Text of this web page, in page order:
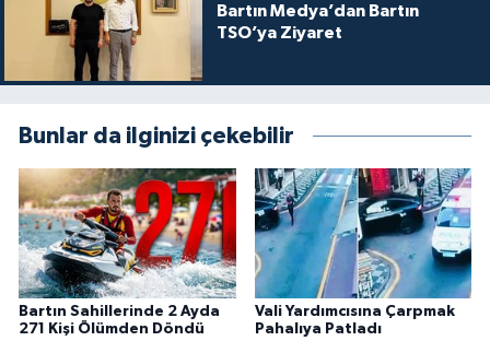
Bartın Medya’dan Bartın
TSO’ya Ziyaret
Bunlar da ilginizi çekebilir
Bartın Sahillerinde 2 Ayda
271 Kişi Ölümden Döndü
Vali Yardımcısına Çarpmak
Pahalıya Patladı